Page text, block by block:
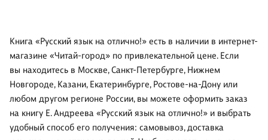
Книга «Русский язык на отлично!» есть в наличии в интернет-
магазине «Читай-город» по привлекательной цене. Если
вы находитесь в Москве, Санкт-Петербурге, Нижнем
Новгороде, Казани, Екатеринбурге, Ростове-на-Дону или
любом другом регионе России, вы можете оформить заказ
на книгу Е. Андреева «Русский язык на отлично!» и выбрать
удобный способ его получения: самовывоз, доставка